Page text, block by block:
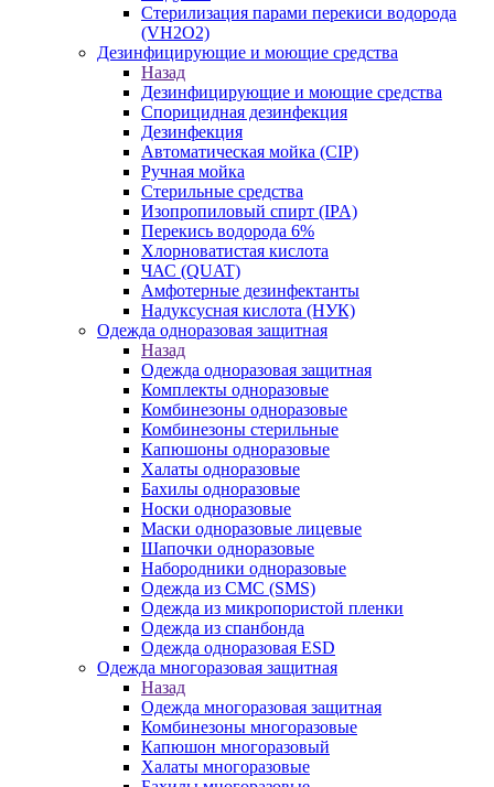
Стерилизация парами перекиси водорода
(VH2O2)
Дезинфицирующие и моющие средства
Назад
Дезинфицирующие и моющие средства
Спорицидная дезинфекция
Дезинфекция
Автоматическая мойка (CIP)
Ручная мойка
Стерильные средства
Изопропиловый спирт (IPA)
Перекись водорода 6%
Хлорноватистая кислота
ЧАС (QUAT)
Амфотерные дезинфектанты
Надуксусная кислота (НУК)
Одежда одноразовая защитная
Назад
Одежда одноразовая защитная
Комплекты одноразовые
Комбинезоны одноразовые
Комбинезоны стерильные
Капюшоны одноразовые
Халаты одноразовые
Бахилы одноразовые
Носки одноразовые
Маски одноразовые лицевые
Шапочки одноразовые
Набородники одноразовые
Одежда из СМС (SMS)
Одежда из микропористой пленки
Одежда из спанбонда
Одежда одноразовая ESD
Одежда многоразовая защитная
Назад
Одежда многоразовая защитная
Комбинезоны многоразовые
Капюшон многоразовый
Халаты многоразовые